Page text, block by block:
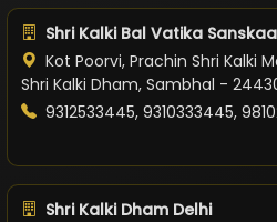
Shri Kalki Bal Vatika
Kot Poorvi, Prachin Shri Kalki
Shri Kalki Dham, Sambhal -
9312533445, 9310333445,
Shri Kalki Dham Delhi